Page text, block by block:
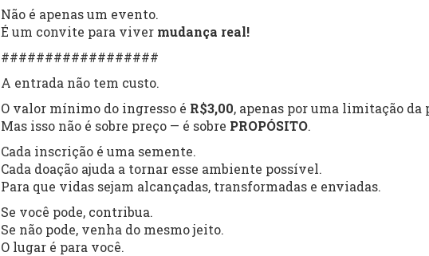
Não é apenas um evento.
É um convite para viver mudança real!
##################
A entrada não tem custo.
O valor mínimo do ingresso é R$3,00, apenas por uma limitação da
Mas isso não é sobre preço — é sobre PROPÓSITO.
Cada inscrição é uma semente.
Cada doação ajuda a tornar esse ambiente possível.
Para que vidas sejam alcançadas, transformadas e enviadas.
Se você pode, contribua.
Se não pode, venha do mesmo jeito.
O lugar é para você.